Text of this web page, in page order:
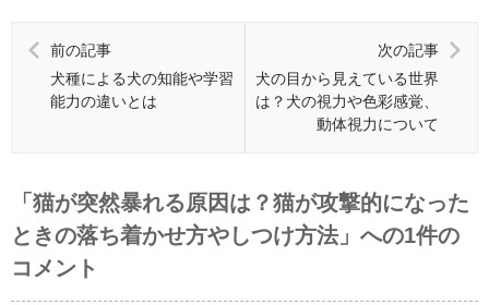
前の記事
犬種による犬の知能や学習
能力の違いとは
次の記事
犬の目から見えている世界
は？犬の視力や色彩感覚、
動体視力について
「 猫が突然暴れる原因は？猫が攻撃的になった
ときの落ち着かせ方やしつけ方法」への1件の
コメント